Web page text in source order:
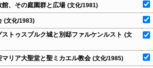
館、その庭園群と広場 (文化/1981)
(文化/1983)
トゥスブルク城と別邸ファルケンルスト (文
マリア大聖堂と聖ミカエル教会 (文化/1985)